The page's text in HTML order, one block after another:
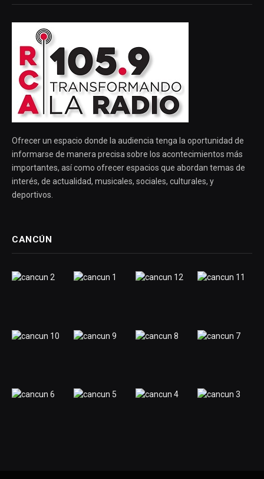
Ofrecer un espacio donde la audiencia tenga la oportunidad de
informarse de manera precisa sobre los acontecimientos más
importantes, así como ofrecer espacios que abordan temas de
interés, de actualidad, musicales, sociales, culturales, y
deportivos.
CANCÚN